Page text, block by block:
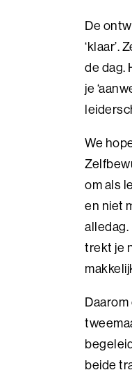
De
‘klaar’.
de dag.
je
We
om als
en niet
alledag.
trekt je
beide